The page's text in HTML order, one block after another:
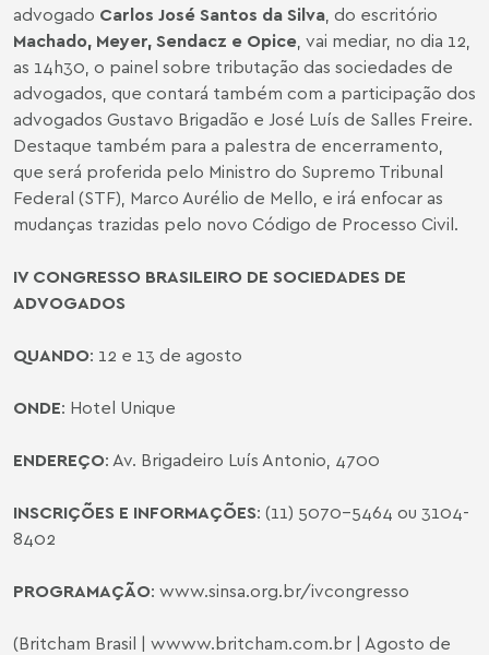
advogado Carlos José Santos da Silva, do escritório
Machado, Meyer, Sendacz e Opice, vai mediar, no dia 12,
as 14h30, o painel sobre tributação das sociedades de
advogados, que contará também com a participação dos
advogados Gustavo Brigadão e José Luís de Salles Freire.
Destaque também para a palestra de encerramento,
que será proferida pelo Ministro do Supremo Tribunal
Federal (STF), Marco Aurélio de Mello, e irá enfocar as
mudanças trazidas pelo novo Código de Processo Civil.
IV CONGRESSO BRASILEIRO DE SOCIEDADES DE
ADVOGADOS
QUANDO: 12 e 13 de agosto
ONDE: Hotel Unique
ENDEREÇO: Av. Brigadeiro Luís Antonio, 4700
INSCRIÇÕES E INFORMAÇÕES: (11) 5070-5464 ou 3104-
8402
PROGRAMAÇÃO: www.sinsa.org.br/ivcongresso
(Britcham Brasil | wwww.britcham.com.br | Agosto de